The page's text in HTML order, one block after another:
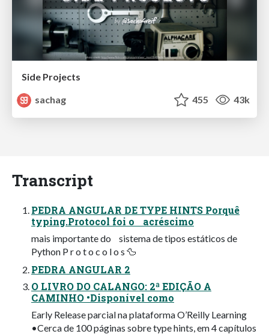
Side Projects
sachag
455 43k
Transcript
PEDRA ANGULAR DE TYPE HINTS Porquê
typing.Protocol foi o acréscimo
mais importante do sistema de tipos estáticos de
Python P r o t o c o l o s 🦆
PEDRA ANGULAR 2
O LIVRO DO CALANGO: 2ª EDIÇÃO A
CAMINHO •Disponível como
Early Release parcial na plataforma O’Reilly Learning
•Cerca de 100 páginas sobre type hints, em 4 capítulos